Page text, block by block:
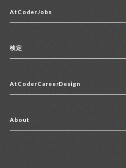
コンテスト一覧
便利リンク集
AtCoderJobs
2027年新卒採用求人一覧
中途採用求人一覧
アルバイト求人一覧
その他求人一覧
検定
マイページ
AtCoderCareerDesign
About